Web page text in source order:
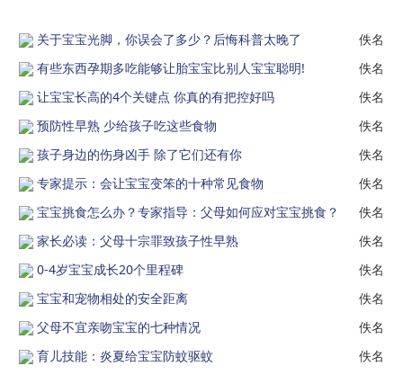
关于宝宝光脚，你误会了多少？后悔科普太晚了
佚名
有些东西孕期多吃能够让胎宝宝比别人宝宝聪明!
佚名
让宝宝长高的4个关键点 你真的有把控好吗
佚名
预防性早熟 少给孩子吃这些食物
佚名
孩子身边的伤身凶手 除了它们还有你
佚名
专家提示：会让宝宝变笨的十种常见食物
佚名
宝宝挑食怎么办？专家指导：父母如何应对宝宝挑食？
佚名
家长必读：父母十宗罪致孩子性早熟
佚名
0-4岁宝宝成长20个里程碑
佚名
宝宝和宠物相处的安全距离
佚名
父母不宜亲吻宝宝的七种情况
佚名
育儿技能：炎夏给宝宝防蚊驱蚊
佚名